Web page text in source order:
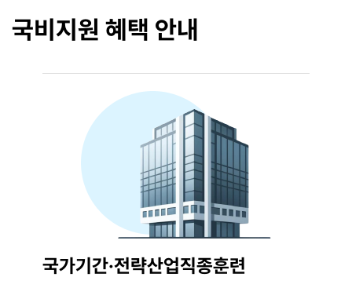
국비지원 혜택 안내
국가기간·전략산업직종훈련